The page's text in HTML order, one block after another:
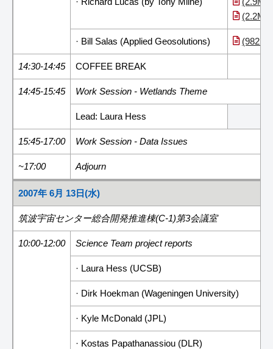
· Bill Salas (Applied Geosolutions)
14:30-14:45 COFFEE BREAK
14:45-15:45 Work Session - Wetlands Theme
Lead: Laura Hess
15:45-17:00 Work Session - Data Issues
~17:00 Adjourn
2007年 6月 13日(水)
筑波宇宙センター総合開発推進棟(C-1)第3会議室
10:00-12:00 Science Team project reports
· Laura Hess (UCSB)
· Dirk Hoekman (Wageningen University)
· Kyle McDonald (JPL)
· Kostas Papathanassiou (DLR)